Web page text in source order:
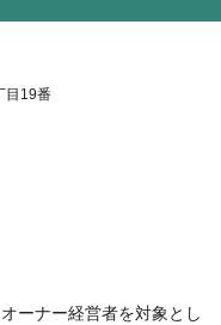
ーナー経営者を対象とし
目19番